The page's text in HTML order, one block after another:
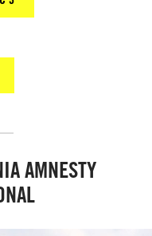
AMNESTY